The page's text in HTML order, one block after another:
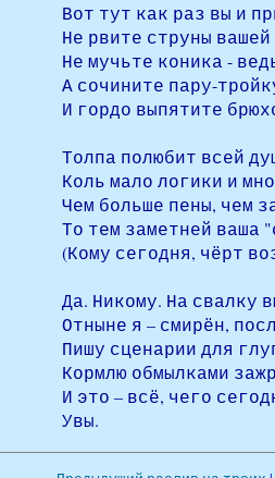
Вот тут как раз вы и
Не рвите струны
Не мучьте коника -
А сочините пару-
И гордо выпятите
Толпа полюбит всей
Коль мало логики и
Чем больше пены, чем
То тем заметней ваша
(Кому сегодня, чёрт
Да. Никому. На свалку
Отныне я – смирён,
Пишу сценарии для
Кормлю обмылками
И это – всё, чего
Увы.